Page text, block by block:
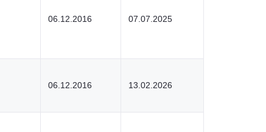
06.12.2016 07.07.2025
06.12.2016 13.02.2026